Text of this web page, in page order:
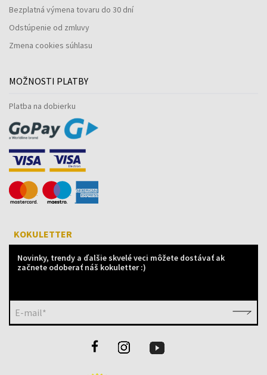
Bezplatná výmena tovaru do 30 dní
Odstúpenie od zmluvy
Zmena cookies súhlasu
MOŽNOSTI PLATBY
Platba na dobierku
KOKULETTER
Novinky, trendy a ďalšie skvelé veci môžete dostávať ak
začnete odoberať náš kokuletter :)
E-mail*